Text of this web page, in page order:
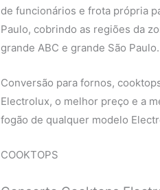
de funcionários e frota própria
Paulo, cobrindo as regiões da
grande ABC e grande São Paulo.
Conversão para fornos,
Electrolux, o melhor preço e a
fogão de qualquer modelo
COOKTOPS